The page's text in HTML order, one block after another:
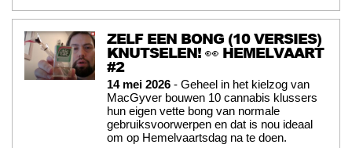
ZELF EEN BONG (10 VERSIES)
KNUTSELEN! 👀 HEMELVAART
#2
14 mei 2026 - Geheel in het kielzog van
MacGyver bouwen 10 cannabis klussers
hun eigen vette bong van normale
gebruiksvoorwerpen en dat is nou ideaal
om op Hemelvaartsdag na te doen.